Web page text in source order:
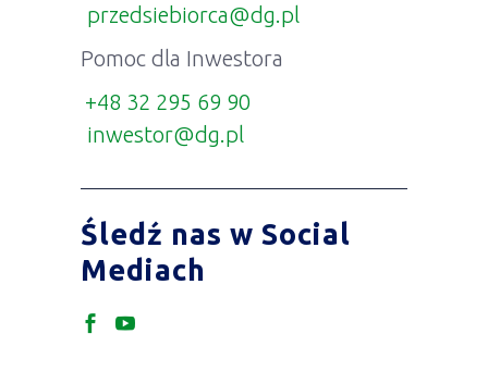
przedsiebiorca@dg.pl
Pomoc dla Inwestora
+48 32 295 69 90
inwestor@dg.pl
Śledź nas w Social
Mediach